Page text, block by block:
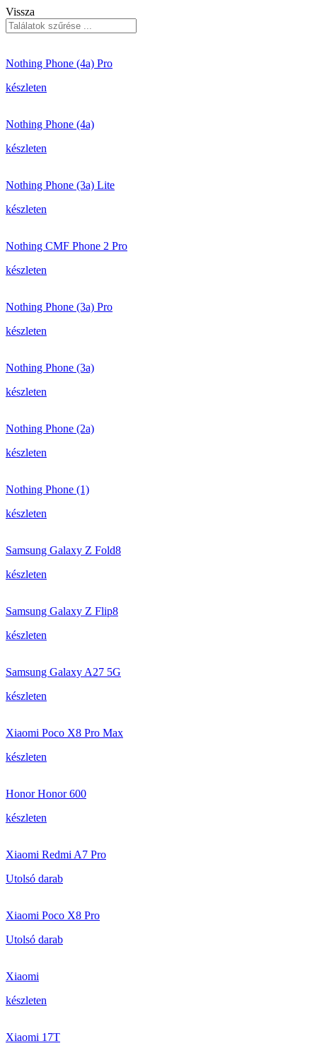
Vissza
Nothing Phone (4a) Pro
készleten
Nothing Phone (4a)
készleten
Nothing Phone (3a) Lite
készleten
Nothing CMF Phone 2 Pro
készleten
Nothing Phone (3a) Pro
készleten
Nothing Phone (3a)
készleten
Nothing Phone (2a)
készleten
Nothing Phone (1)
készleten
Samsung Galaxy Z Fold8
készleten
Samsung Galaxy Z Flip8
készleten
Samsung Galaxy A27 5G
készleten
Xiaomi Poco X8 Pro Max
készleten
Honor Honor 600
készleten
Xiaomi Redmi A7 Pro
Utolsó darab
Xiaomi Poco X8 Pro
Utolsó darab
Xiaomi
készleten
Xiaomi 17T